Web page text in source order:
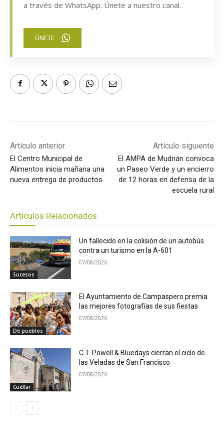
a través de WhatsApp. Únete a nuestro canal.
ÚNETE
Artículo anterior
El Centro Municipal de
Alimentos inicia mañana una
nueva entrega de productos
Artículo siguiente
El AMPA de Mudrián convoca
un Paseo Verde y un encierro
de 12 horas en defensa de la
escuela rural
Artículos Relacionados
Sucesos
Un fallecido en la colisión de un autobús
contra un turismo en la A-601
07/08/2026
De pueblos
El Ayuntamiento de Campaspero premia
las mejores fotografías de sus fiestas
07/08/2026
Cuéllar
C.T. Powell & Bluedays cierran el ciclo de
las Veladas de San Francisco
07/08/2026